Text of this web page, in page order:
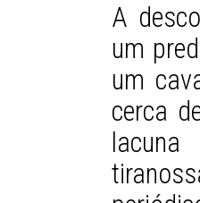
A
um
um
cerca